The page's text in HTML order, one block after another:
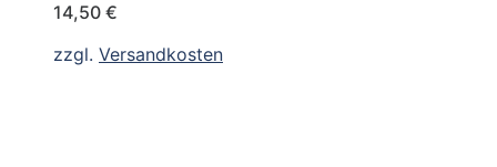
14,50 €
zzgl. Versandkosten